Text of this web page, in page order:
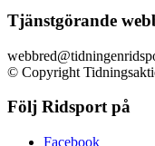
Tjänstgörande
© Copyright
Följ Ridsport på
Facebook